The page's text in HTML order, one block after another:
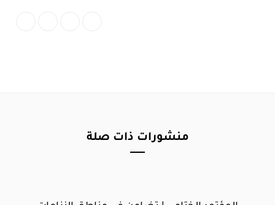
منشورات ذات صلة